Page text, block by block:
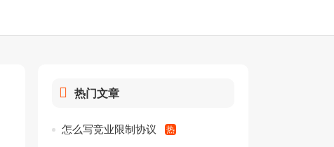
热门文章
怎么写竞业限制协议